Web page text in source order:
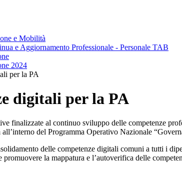
e Mobilità
e Aggiornamento Professionale - Personale TAB
2024
per la PA
digitali per la PA
finalizzate al continuo sviluppo delle competenze
del Programma Operativo Nazionale
delle competenze digitali comuni a tutti i
la mappatura e l’autoverifica delle